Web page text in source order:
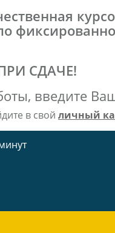
СДАЧЕ!
введите
в свой личный